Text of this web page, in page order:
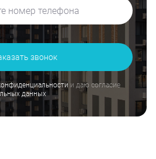
звонок
и даю согласие
данных